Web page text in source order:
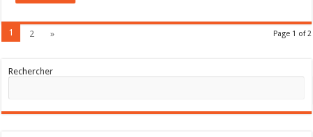
Page 1 of 2
1 2 »
Rechercher